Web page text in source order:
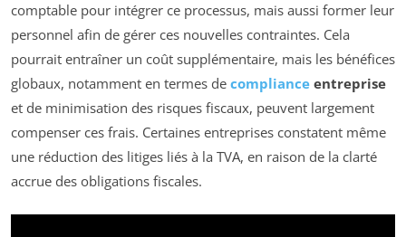
comptable pour intégrer ce processus, mais aussi former leur
personnel afin de gérer ces nouvelles contraintes. Cela
pourrait entraîner un coût supplémentaire, mais les bénéfices
globaux, notamment en termes de compliance entreprise
et de minimisation des risques fiscaux, peuvent largement
compenser ces frais. Certaines entreprises constatent même
une réduction des litiges liés à la TVA, en raison de la clarté
accrue des obligations fiscales.